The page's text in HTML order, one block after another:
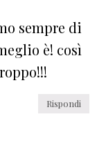
sempre di
è! così
Rispondi